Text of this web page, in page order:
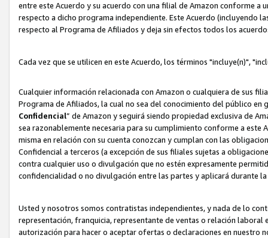
entre este Acuerdo y su acuerdo con una filial de Amazon conforme
respecto a dicho programa independiente. Este Acuerdo (incluyendo
respecto al Programa de Afiliados y deja sin efectos todos los
Cada vez que se utilicen en este Acuerdo, los términos "incluye(n)",
Cualquier información relacionada con Amazon o cualquiera de sus
Programa de Afiliados, la cual no sea del conocimiento del público
Confidencial” de Amazon y seguirá siendo propiedad exclusiva de
sea razonablemente necesaria para su cumplimiento conforme a
misma en relación con su cuenta conozcan y cumplan con las
Confidencial a terceros (a excepción de sus filiales sujetas a
contra cualquier uso o divulgación que no estén expresamente
confidencialidad o no divulgación entre las partes y aplicará durante
Usted y nosotros somos contratistas independientes, y nada de lo
representación, franquicia, representante de ventas o relación
autorización para hacer o aceptar ofertas o declaraciones en nuestro